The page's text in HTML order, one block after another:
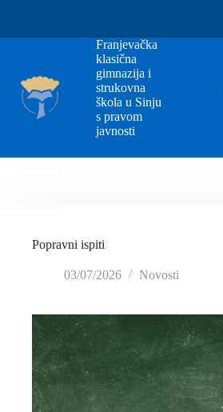
Franjevačka
klasična
gimnazija i
strukovna
škola u Sinju
s pravom
javnosti
Popravni ispiti
03/07/2026 Novosti